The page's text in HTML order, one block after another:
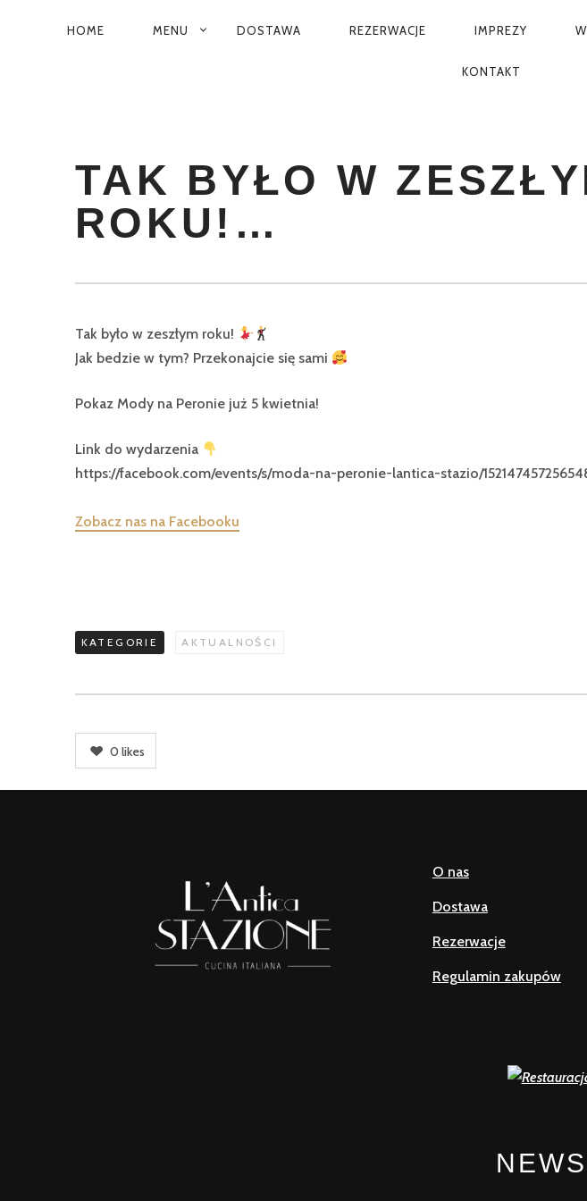
HOME MENU DOSTAWA REZERWACJE IMPREZY
KONTAKT
TAK BYŁO W
ROKU!…
Tak było w zeszłym roku!
Jak bedzie w tym? Przekonajcie się sami
Pokaz Mody na Peronie już 5 kwietnia!
Link do wydarzenia
https://facebook.com/events/s/moda-na-peronie-lantica-stazio/
Zobacz nas na Facebooku
KATEGORIE AKTUALNOŚCI
0 likes
O nas
Dostawa
Rezerwacje
Regulamin zakupów